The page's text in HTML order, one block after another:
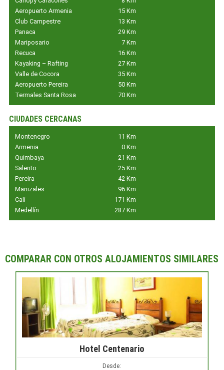
Aeropuerto Armenia
15 Km
Club Campestre
13 Km
Panaca
29 Km
Mariposario
7 Km
Recuca
16 Km
Kayaking – Rafting
27 Km
Valle de Cocora
35 Km
Aeropuerto Pereira
50 Km
Termales Santa Rosa
70 Km
CIUDADES CERCANAS
Montenegro
11 Km
Armenia
0 Km
Quimbaya
21 Km
Salento
25 Km
Pereira
42 Km
Manizales
96 Km
Cali
171 Km
Medellín
287 Km
COMPARAR CON OTROS ALOJAMIENTOS SIMILARES
Hotel Centenario
Desde: